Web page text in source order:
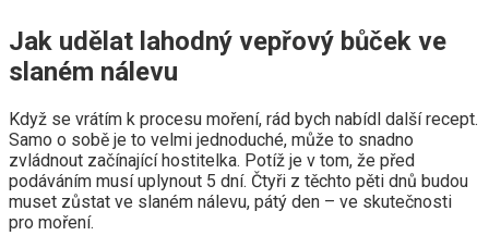
Jak udělat lahodný vepřový bůček ve
slaném nálevu
Když se vrátím k procesu moření, rád bych nabídl další recept.
Samo o sobě je to velmi jednoduché, může to snadno
zvládnout začínající hostitelka. Potíž je v tom, že před
podáváním musí uplynout 5 dní. Čtyři z těchto pěti dnů budou
muset zůstat ve slaném nálevu, pátý den – ve skutečnosti
pro moření.